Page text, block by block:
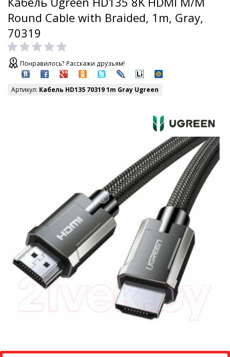
Round Cable with Braided, 1m, Gray,
70319
Понравилось? Расскажи друзьям!
Артикул: Кабель HD135 70319 1m Gray Ugreen